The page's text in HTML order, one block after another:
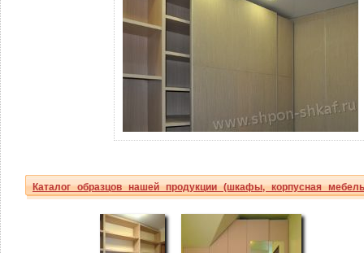
Каталог образцов нашей продукции (шкафы, корпусная